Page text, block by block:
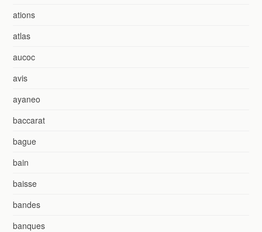
ations
atlas
aucoc
avis
ayaneo
baccarat
bague
bain
baisse
bandes
banques